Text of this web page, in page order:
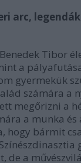
arc,
Tibor
a
gyermekük
számára a
megőrizni a
a munka és
hogy bármit
de a